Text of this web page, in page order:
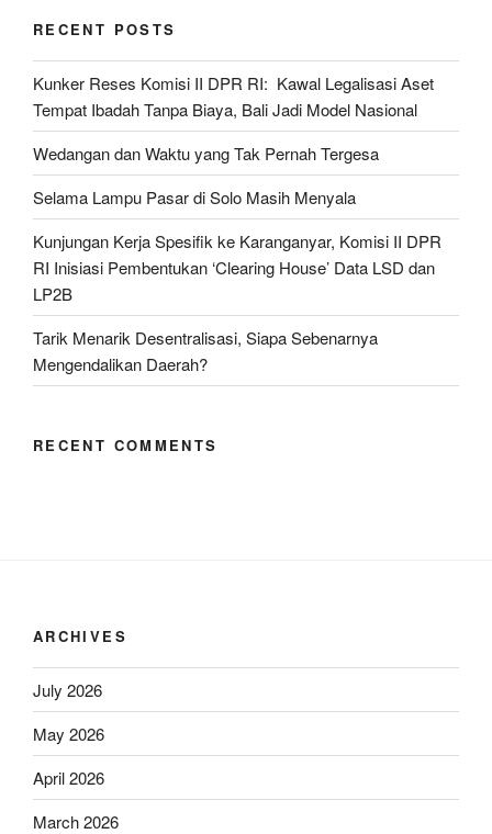
RECENT POSTS
Kunker Reses Komisi II DPR RI: Kawal Legalisasi Aset
Tempat Ibadah Tanpa Biaya, Bali Jadi Model Nasional
Wedangan dan Waktu yang Tak Pernah Tergesa
Selama Lampu Pasar di Solo Masih Menyala
Kunjungan Kerja Spesifik ke Karanganyar, Komisi II DPR
RI Inisiasi Pembentukan ‘Clearing House’ Data LSD dan
LP2B
Tarik Menarik Desentralisasi, Siapa Sebenarnya
Mengendalikan Daerah?
RECENT COMMENTS
ARCHIVES
July 2026
May 2026
April 2026
March 2026